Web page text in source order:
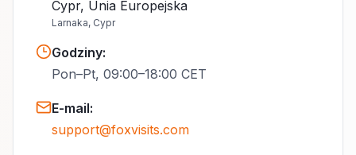
Cypr, Unia Europejska
Larnaka, Cypr
Godziny:
Pon–Pt, 09:00–18:00 CET
E-mail:
support@foxvisits.com